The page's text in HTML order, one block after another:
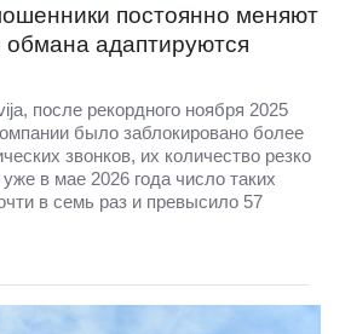
постоянно меняют
обмана адаптируются
после рекордного ноября 2025
было заблокировано более
звонков, их количество резко
в мае 2026 года число таких
в семь раз и превысило 57